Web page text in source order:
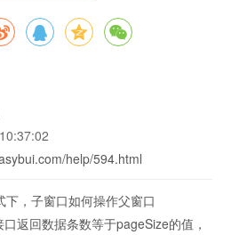
help/594.html
下，子窗口如何操作父窗口
返回数据条数等于pageSize的值，